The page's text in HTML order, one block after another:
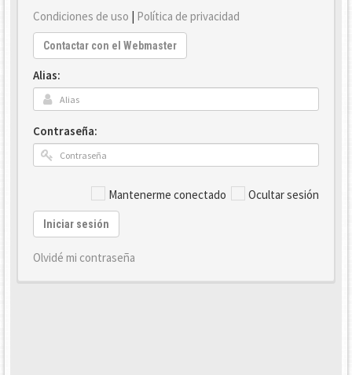
Condiciones de uso | Política de privacidad
Contactar con el Webmaster
Alias:
Contraseña:
Mantenerme conectado Ocultar sesión
Iniciar sesión
Olvidé mi contraseña